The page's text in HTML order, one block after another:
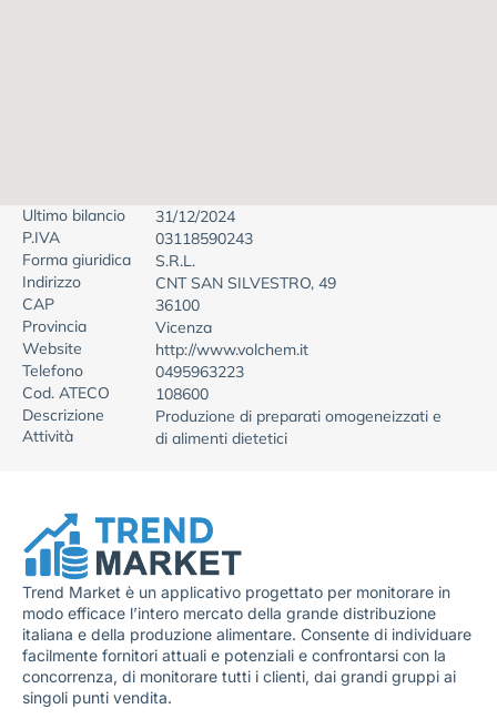
Ultimo bilancio
31/12/2024
P.IVA
03118590243
Forma giuridica
S.R.L.
Indirizzo
CNT SAN SILVESTRO, 49
CAP
36100
Provincia
Vicenza
Website
http://www.volchem.it
Telefono
0495963223
Cod. ATECO
108600
Descrizione
Attività
Produzione di preparati omogeneizzati e
di alimenti dietetici
Trend Market è un applicativo progettato per monitorare in
modo efficace l’intero mercato della grande distribuzione
italiana e della produzione alimentare. Consente di individuare
facilmente fornitori attuali e potenziali e confrontarsi con la
concorrenza, di monitorare tutti i clienti, dai grandi gruppi ai
singoli punti vendita.